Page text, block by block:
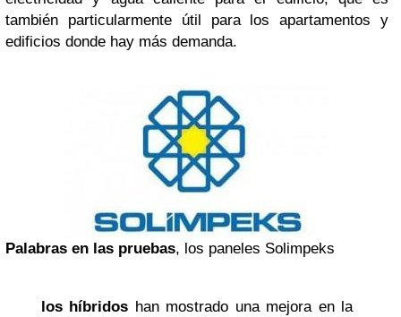
también particularmente útil para los apartamentos y
edificios donde hay más demanda.
Palabras en las pruebas, los paneles Solimpeks
los híbridos han mostrado una mejora en la